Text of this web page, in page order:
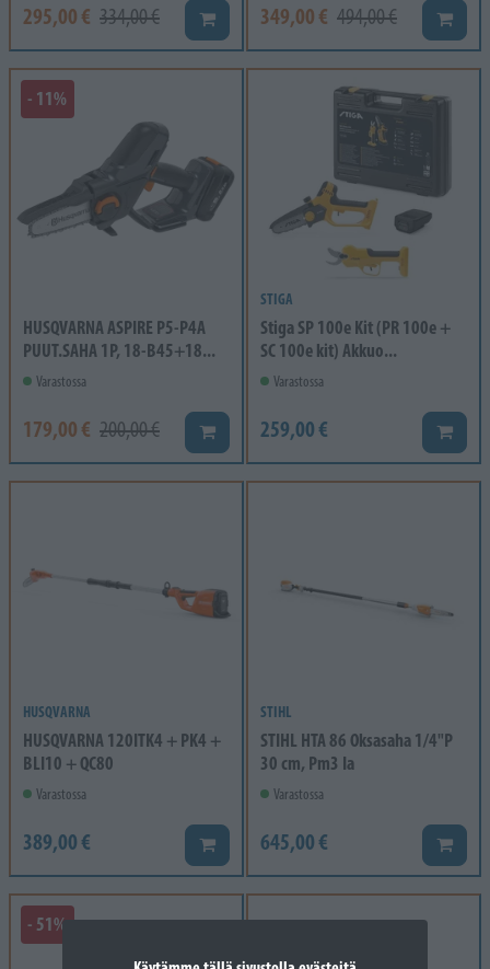
295,00 € 334,00 € Lisää koriin349,00 € 494,00 € Lisää
- 11%
HUSQVARNA ASPIRE P5-P4A
PUUT.SAHA 1P, 18-B45+18...
Varastossa
179,00 € 200,00 € Lisää koriin
STIGA
Stiga SP 100e Kit (PR 100e +
SC 100e kit) Akkuo...
Varastossa
259,00 € Lisää
HUSQVARNA
HUSQVARNA 120ITK4 + PK4 +
BLI10 + QC80
Varastossa
389,00 € Lisää koriin
STIHL
STIHL HTA 86 Oksasaha 1/4"P
30 cm, Pm3 Ia
Varastossa
645,00 € Lisää
- 51%